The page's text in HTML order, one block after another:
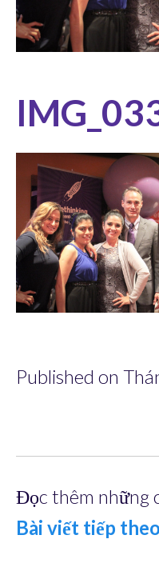
Published on
Đọc thêm những
Bài viết tiếp